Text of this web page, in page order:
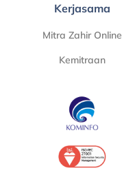
Kerjasama
Mitra Zahir Online
Kemitraan